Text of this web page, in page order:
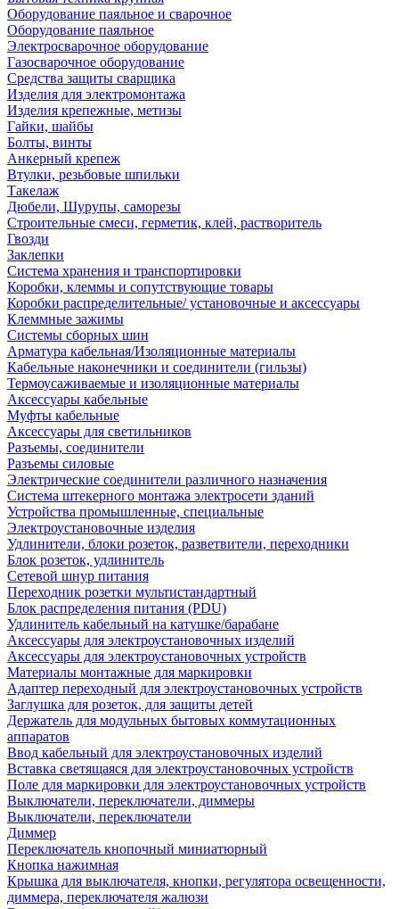
Оборудование паяльное и сварочное
Оборудование паяльное
Электросварочное оборудование
Газосварочное оборудование
Средства защиты сварщика
Изделия для электромонтажа
Изделия крепежные, метизы
Гайки, шайбы
Болты, винты
Анкерный крепеж
Втулки, резьбовые шпильки
Такелаж
Дюбели, Шурупы, саморезы
Строительные смеси, герметик, клей, растворитель
Гвозди
Заклепки
Система хранения и транспортировки
Коробки, клеммы и сопутствующие товары
Коробки распределительные/ установочные и аксессуары
Клеммные зажимы
Системы сборных шин
Арматура кабельная/Изоляционные материалы
Кабельные наконечники и соединители (гильзы)
Термоусаживаемые и изоляционные материалы
Аксессуары кабельные
Муфты кабельные
Аксессуары для светильников
Разъемы, соединители
Разъемы силовые
Электрические соединители различного назначения
Система штекерного монтажа электросети зданий
Устройства промышленные, специальные
Электроустановочные изделия
Удлинители, блоки розеток, разветвители, переходники
Блок розеток, удлинитель
Сетевой шнур питания
Переходник розетки мультистандартный
Блок распределения питания (PDU)
Удлинитель кабельный на катушке/барабане
Аксессуары для электроустановочных изделий
Аксессуары для электроустановочных устройств
Материалы монтажные для маркировки
Адаптер переходный для электроустановочных устройств
Заглушка для розеток, для защиты детей
Держатель для модульных бытовых коммутационных
аппаратов
Ввод кабельный для электроустановочных изделий
Вставка светящаяся для электроустановочных устройств
Поле для маркировки для электроустановочных устройств
Выключатели, переключатели, диммеры
Выключатели, переключатели
Диммер
Переключатель кнопочный миниатюрный
Кнопка нажимная
Крышка для выключателя, кнопки, регулятора освещенности,
диммера, переключателя жалюзи